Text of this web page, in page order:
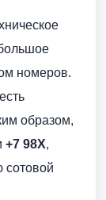
номеров.
образом,
+7 98Х,
сотовой